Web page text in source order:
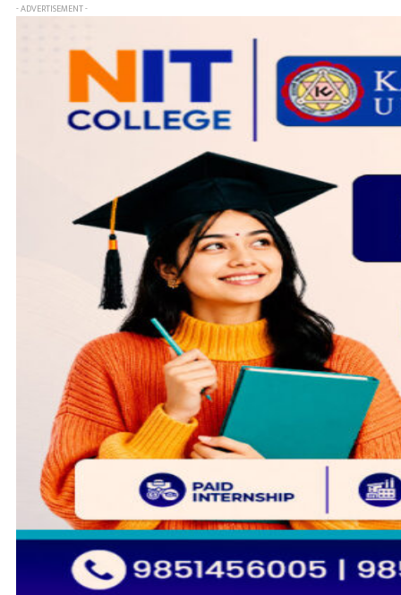
- ADVERTISEMENT -